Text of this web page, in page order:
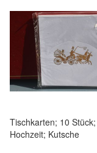
Tischkarten; 10 Stück;
Hochzeit; Kutsche